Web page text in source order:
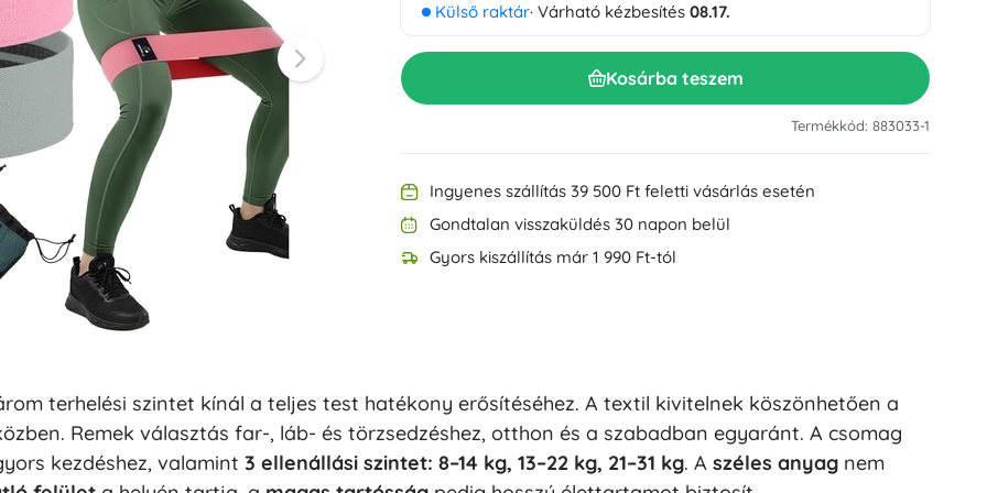
Felszerelés a legkisebbeknek
Dekorációk
Biztonság
Rendezés
Éjszakai világítás
Mosdókiegészítők
WC-kiegészítők
Kád- és zuhanykiegészítők
Fürdőszobai textíliák
Iskola
Party
Vízijátékok Könyvek
Grillezés Dekorációk
Zene
Külső raktár· Várható kézbesítés 08.17.
Kosárba teszem
Termékkód: 883033-1
Ingyenes szállítás 39 500 Ft feletti vásárlás esetén
Gondtalan visszaküldés 30 napon belül
Gyors kiszállítás már 1 990 Ft-tól
terhelési szintet kínál a teljes test hatékony erősítéséhez. A textil kivitelnek köszönhetően a
Remek választás far-, láb- és törzsedzéshez, otthon és a szabadban egyaránt. A csomag
kezdéshez, valamint 3 ellenállási szintet: 8–14 kg, 13–22 kg, 21–31 kg. A széles anyag nem